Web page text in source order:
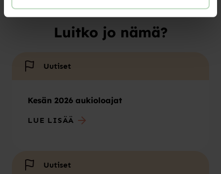
Luitko jo nämä?
Uutiset
Kesän 2026 aukioloajat
LUE LISÄÄ
Uutiset